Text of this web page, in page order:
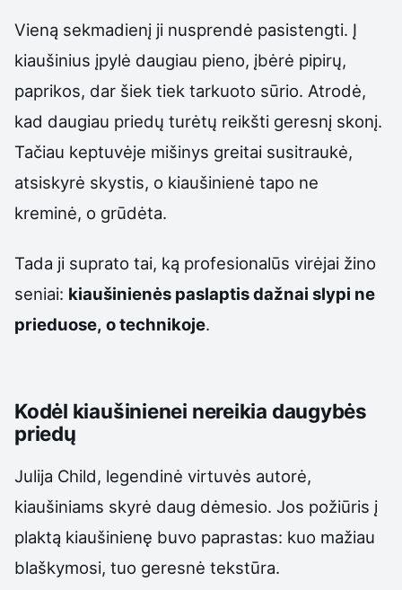
Vieną sekmadienį ji nusprendė pasistengti. Į
kiaušinius įpylė daugiau pieno, įbėrė pipirų,
paprikos, dar šiek tiek tarkuoto sūrio. Atrodė,
kad daugiau priedų turėtų reikšti geresnį skonį.
Tačiau keptuvėje mišinys greitai susitraukė,
atsiskyrė skystis, o kiaušinienė tapo ne
kreminė, o grūdėta.
Tada ji suprato tai, ką profesionalūs virėjai žino
seniai: kiaušinienės paslaptis dažnai slypi ne
prieduose, o technikoje.
Kodėl kiaušinienei nereikia daugybės
priedų
Julija Child, legendinė virtuvės autorė,
kiaušiniams skyrė daug dėmesio. Jos požiūris į
plaktą kiaušinienę buvo paprastas: kuo mažiau
blaškymosi, tuo geresnė tekstūra.